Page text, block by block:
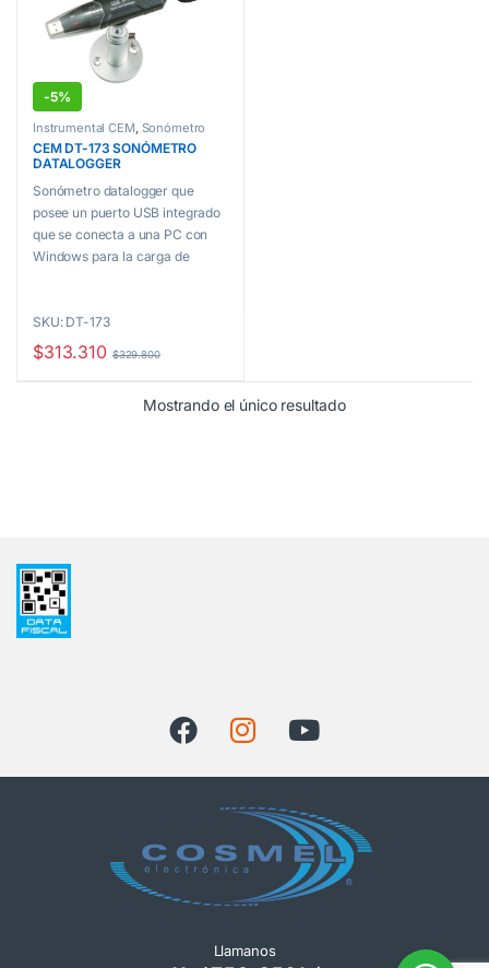
-5%
Instrumental CEM, Sonómetro
CEM DT-173 SONÓMETRO
DATALOGGER
Sonómetro datalogger que
posee un puerto USB integrado
que se conecta a una PC con
Windows para la carga de
de
ruido en áreas tanto de fábricas,
como de escuelas, negocios y
tráfico.
SKU: DT-173
$313.310 $329.800
Mostrando el único resultado
Llamanos